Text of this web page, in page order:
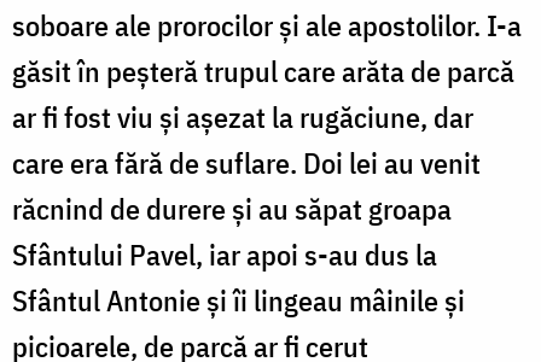
soboare ale prorocilor și ale apostolilor. I-a
găsit în peșteră trupul care arăta de parcă
ar fi fost viu și așezat la rugăciune, dar
care era fără de suflare. Doi lei au venit
răcnind de durere și au săpat groapa
Sfântului Pavel, iar apoi s-au dus la
Sfântul Antonie și îi lingeau mâinile și
picioarele, de parcă ar fi cerut